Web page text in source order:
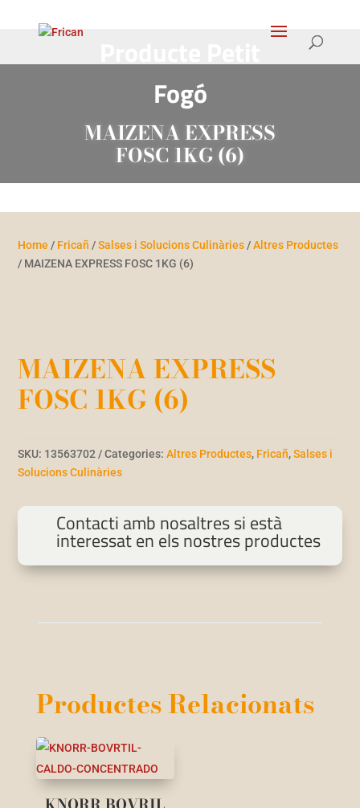
Fogó
MAIZENA EXPRESS
FOSC 1KG (6)
Home / Fricañ /Salses i Solucions Culinàries /Altres Productes
/ MAIZENA EXPRESS FOSC 1KG (6)
MAIZENA EXPRESS
FOSC 1KG (6)
SKU: 13563702 Categories:Altres Productes, Fricañ,Salses i
Solucions Culinàries
Contacti amb nosaltres si està
interessat en els nostres productes
Productes Relacionats